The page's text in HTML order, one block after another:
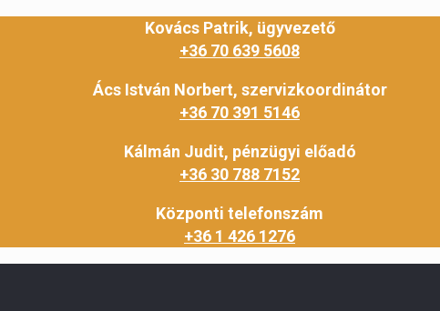
Kovács Patrik, ügyvezető
+36 70 639 5608
Ács István Norbert, szervizkoordinátor
+36 70 391 5146
Kálmán Judit, pénzügyi előadó
+36 30 788 7152
Központi telefonszám
+36 1 426 1276